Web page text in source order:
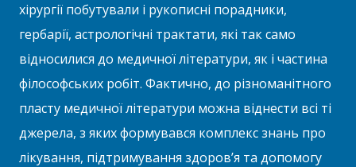
хірургії побутували і рукописні порадники,
гербарії, астрологічні трактати, які так само
відносилися до медичної літератури, як і частина
філософських робіт. Фактично, до різноманітного
пласту медичної літератури можна віднести всі ті
джерела, з яких формувався комплекс знань про
лікування, підтримування здоров’я та допомогу